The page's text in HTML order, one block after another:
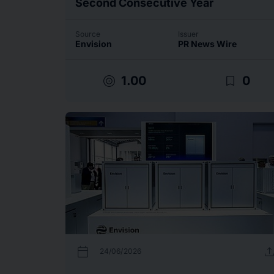
Second Consecutive Year
Source
Envision
Issuer
PR News Wire
target 1.00 bookmark_border 0
calendar_today 24/06/2026